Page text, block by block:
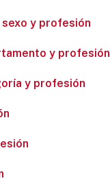
y profesión
y profesión
y profesión